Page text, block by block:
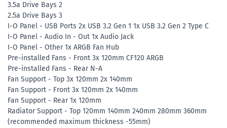
3.5a Drive Bays 2
2.5a Drive Bays 3
I-O Panel - USB Ports 2x USB 3.2 Gen 1 1x USB 3.2 Gen 2 Type C
I-O Panel - Audio In - Out 1x Audio Jack
I-O Panel - Other 1x ARGB Fan Hub
Pre-installed Fans - Front 3x 120mm CF120 ARGB
Pre-installed Fans - Rear N-A
Fan Support - Top 3x 120mm 2x 140mm
Fan Support - Front 3x 120mm 2x 140mm
Fan Support - Rear 1x 120mm
Radiator Support - Top 120mm 140mm 240mm 280mm 360mm
(recommended maximum thickness -55mm)